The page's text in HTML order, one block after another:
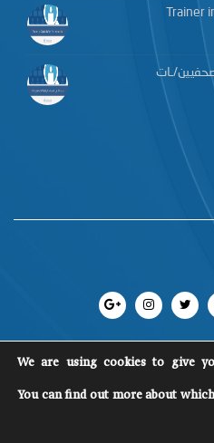
Trainer
ـات
©
We are using cookies to give
You can find out more about